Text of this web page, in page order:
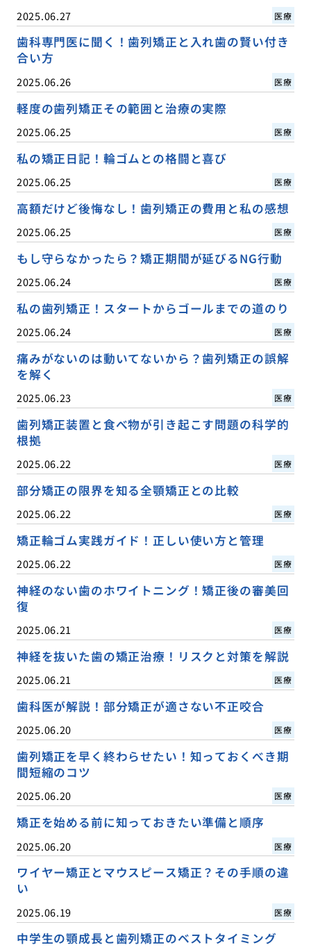
2025.06.27 医療
歯科専門医に聞く！歯列矯正と入れ歯の賢い付き
合い方
2025.06.26 医療
軽度の歯列矯正その範囲と治療の実際
2025.06.25 医療
私の矯正日記！輪ゴムとの格闘と喜び
2025.06.25 医療
高額だけど後悔なし！歯列矯正の費用と私の感想
2025.06.25 医療
もし守らなかったら？矯正期間が延びるNG行動
2025.06.24 医療
私の歯列矯正！スタートからゴールまでの道のり
2025.06.24 医療
痛みがないのは動いてないから？歯列矯正の誤解
を解く
2025.06.23 医療
歯列矯正装置と食べ物が引き起こす問題の科学的
根拠
2025.06.22 医療
部分矯正の限界を知る全顎矯正との比較
2025.06.22 医療
矯正輪ゴム実践ガイド！正しい使い方と管理
2025.06.22 医療
神経のない歯のホワイトニング！矯正後の審美回
復
2025.06.21 医療
神経を抜いた歯の矯正治療！リスクと対策を解説
2025.06.21 医療
歯科医が解説！部分矯正が適さない不正咬合
2025.06.20 医療
歯列矯正を早く終わらせたい！知っておくべき期
間短縮のコツ
2025.06.20 医療
矯正を始める前に知っておきたい準備と順序
2025.06.20 医療
ワイヤー矯正とマウスピース矯正？その手順の違
い
2025.06.19 医療
中学生の顎成長と歯列矯正のベストタイミング